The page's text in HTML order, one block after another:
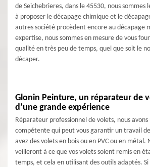
de Seichebrieres, dans le 45530, nous
à proposer le décapage chimique et le
autres société procèdent encore au décapage
expertise, nous sommes en mesure de vous
qualité en très peu de temps, quel que soit le
décaper.
Glonin Peinture, un réparateur de
d’une grande expérience
Réparateur professionnel de volets, nous avons
compétente qui peut vous garantir un travail
avez des volets en bois ou en PVC ou en métal.
veilleront à ce que vos volets soient remis en
temps, et cela en utilisant des outils adaptés.